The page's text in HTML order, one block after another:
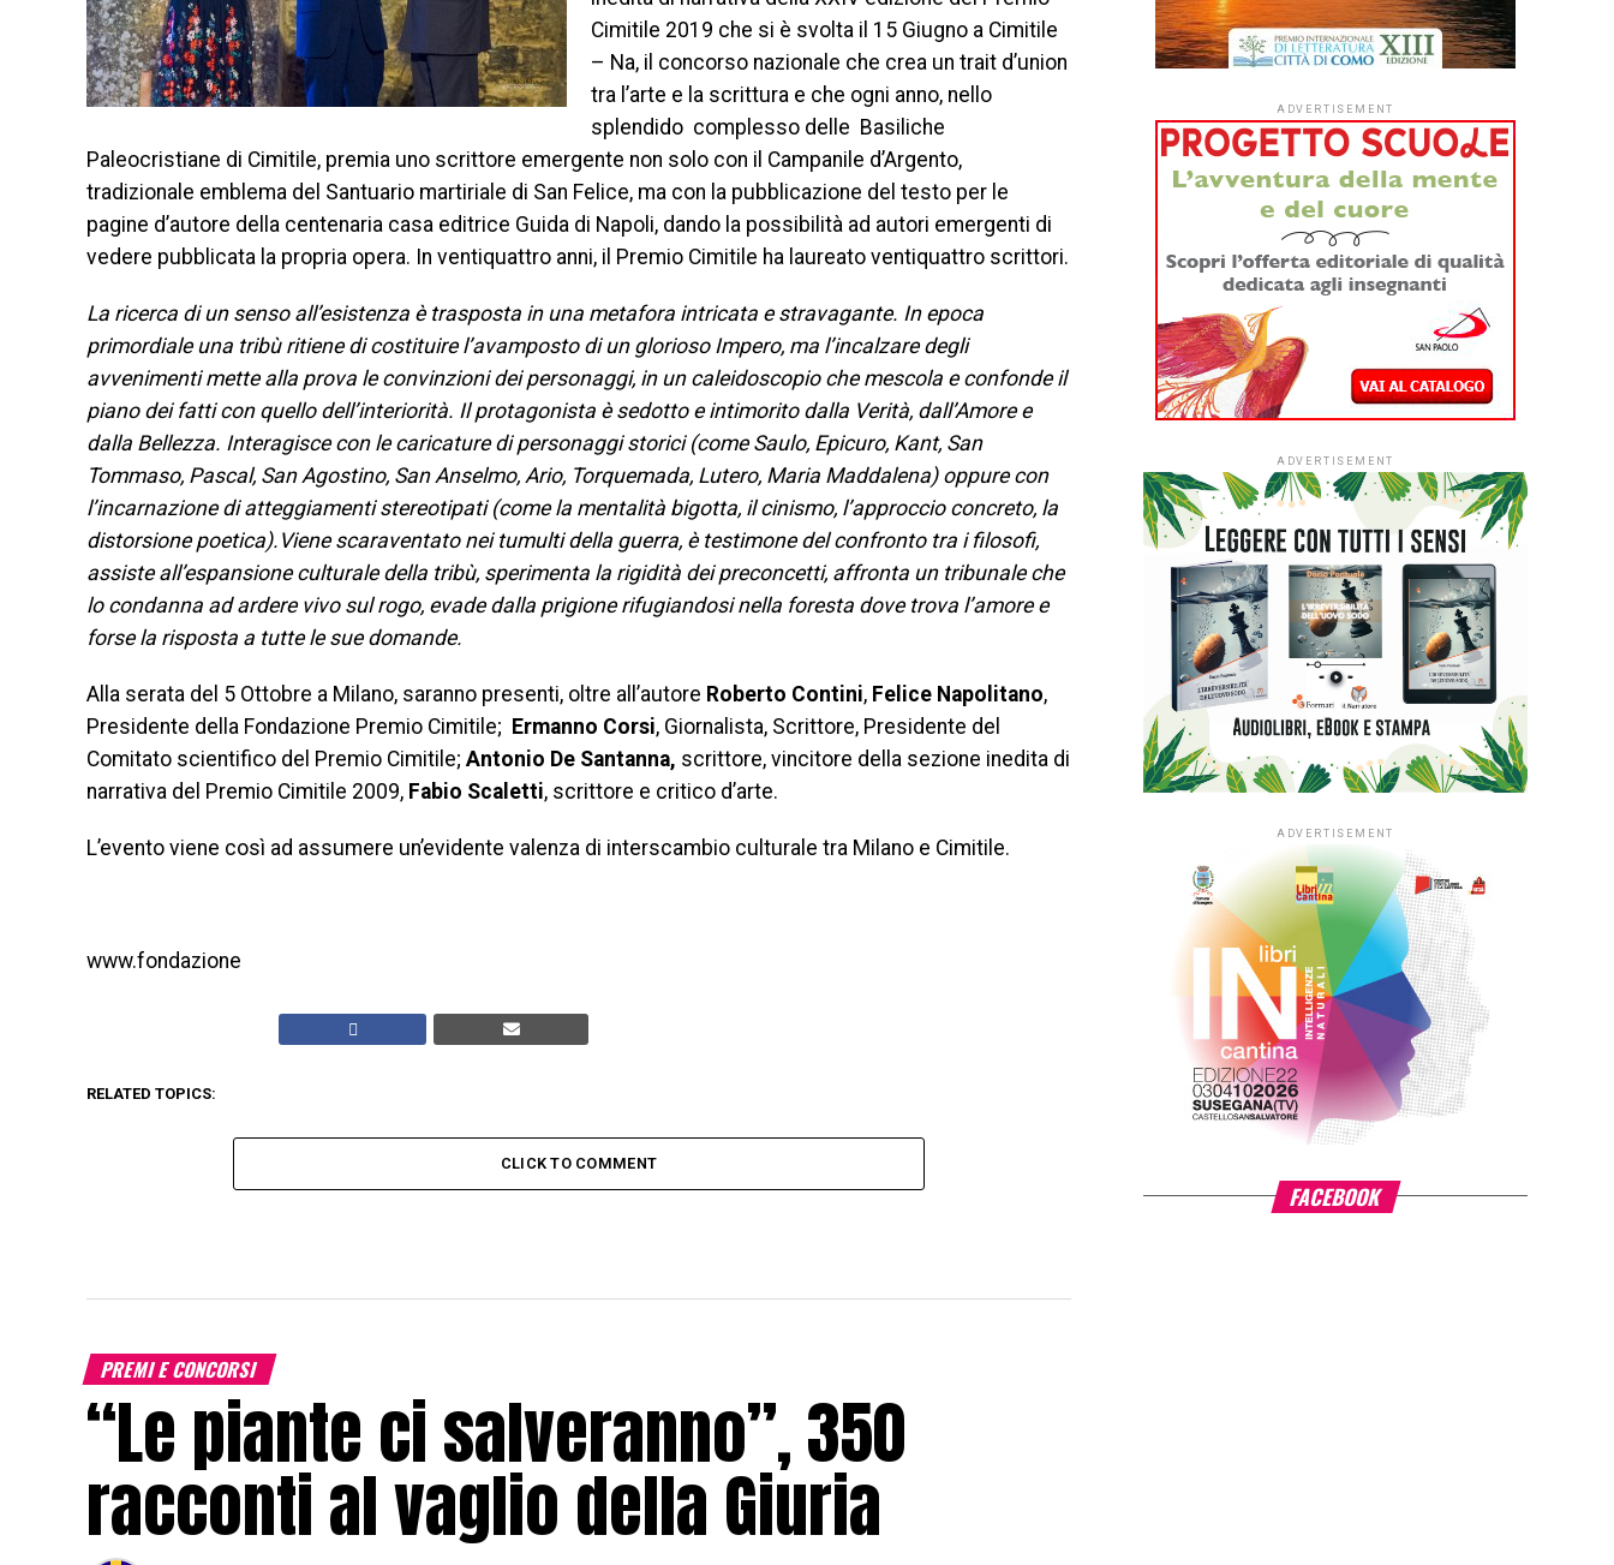
Cimitile 2019 che si è svolta il 15 Giugno a Cimitile
– Na, il concorso nazionale che crea un trait d’union
tra l’arte e la scrittura e che ogni anno, nello
splendido complesso delle Basiliche
Paleocristiane di Cimitile, premia uno scrittore emergente non solo con il Campanile d’Argento,
tradizionale emblema del Santuario martiriale di San Felice, ma con la pubblicazione del testo per le
pagine d’autore della centenaria casa editrice Guida di Napoli, dando la possibilità ad autori emergenti di
vedere pubblicata la propria opera. In ventiquattro anni, il Premio Cimitile ha laureato ventiquattro scrittori.
La ricerca di un senso all’esistenza è trasposta in una metafora intricata e stravagante. In epoca
primordiale una tribù ritiene di costituire l’avamposto di un glorioso Impero, ma l’incalzare degli
avvenimenti mette alla prova le convinzioni dei personaggi, in un caleidoscopio che mescola e confonde il
piano dei fatti con quello dell’interiorità. Il protagonista è sedotto e intimorito dalla Verità, dall’Amore e
dalla Bellezza. Interagisce con le caricature di personaggi storici (come Saulo, Epicuro, Kant, San
Tommaso, Pascal, San Agostino, San Anselmo, Ario, Torquemada, Lutero, Maria Maddalena) oppure con
l’incarnazione di atteggiamenti stereotipati (come la mentalità bigotta, il cinismo, l’approccio concreto, la
distorsione poetica).Viene scaraventato nei tumulti della guerra, è testimone del confronto tra i filosofi,
assiste all’espansione culturale della tribù, sperimenta la rigidità dei preconcetti, affronta un tribunale che
lo condanna ad ardere vivo sul rogo, evade dalla prigione rifugiandosi nella foresta dove trova l’amore e
forse la risposta a tutte le sue domande.
Alla serata del 5 Ottobre a Milano, saranno presenti, oltre all’autore Roberto Contini, Felice Napolitano,
Presidente della Fondazione Premio Cimitile; Ermanno Corsi, Giornalista, Scrittore, Presidente del
Comitato scientifico del Premio Cimitile; Antonio De Santanna, scrittore, vincitore della sezione inedita di
narrativa del Premio Cimitile 2009, Fabio Scaletti, scrittore e critico d’arte.
L’evento viene così ad assumere un’evidente valenza di interscambio culturale tra Milano e Cimitile.
www.fondazione
RELATED TOPICS:
CLICK TO COMMENT
PREMI E CONCORSI
“Le piante ci salveranno”, 350
racconti al vaglio della Giuria
ADVERTISEMENT
ADVERTISEMENT
ADVERTISEMENT
FACEBOOK